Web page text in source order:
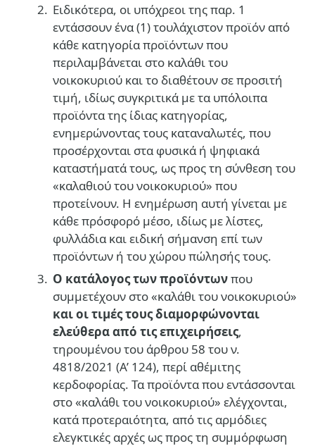
Ειδικότερα, οι υπόχρεοι της παρ. 1
εντάσσουν ένα (1) τουλάχιστον προϊόν από
κάθε κατηγορία προϊόντων που
περιλαμβάνεται στο καλάθι του
νοικοκυριού και το διαθέτουν σε προσιτή
τιμή, ιδίως συγκριτικά με τα υπόλοιπα
προϊόντα της ίδιας κατηγορίας,
ενημερώνοντας τους καταναλωτές, που
προσέρχονται στα φυσικά ή ψηφιακά
καταστήματά τους, ως προς τη σύνθεση του
«καλαθιού του νοικοκυριού» που
προτείνουν. Η ενημέρωση αυτή γίνεται με
κάθε πρόσφορό μέσο, ιδίως με λίστες,
φυλλάδια και ειδική σήμανση επί των
προϊόντων ή του χώρου πώλησής τους.
Ο κατάλογος των προϊόντωνπου
συμμετέχουν στο «καλάθι του νοικοκυριού»
και οι τιμές τους διαμορφώνονται
ελεύθερα από τις επιχειρήσεις,
τηρουμένου του άρθρου 58 του ν.
4818/2021 (Α’ 124), περί αθέμιτης
κερδοφορίας. Τα προϊόντα που εντάσσονται
στο «καλάθι του νοικοκυριού» ελέγχονται,
κατά προτεραιότητα, από τις αρμόδιες
ελεγκτικές αρχές ως προς τη συμμόρφωση